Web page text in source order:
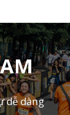
dễ dàng